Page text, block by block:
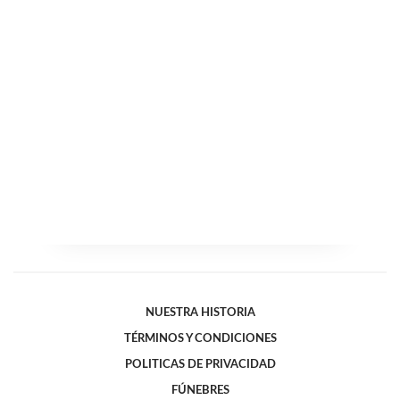
NUESTRA HISTORIA
TÉRMINOS Y CONDICIONES
POLITICAS DE PRIVACIDAD
FÚNEBRES